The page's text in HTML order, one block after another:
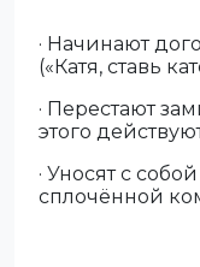
· Начинают
(«Катя, ставь
· Перестают
этого
· Уносят с
сплочённой